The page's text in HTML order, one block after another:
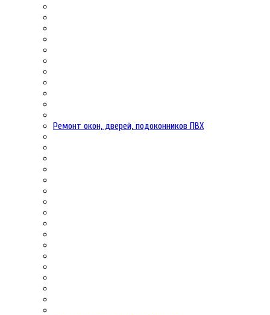
Ремонт окон, дверей, подоконников ПВХ